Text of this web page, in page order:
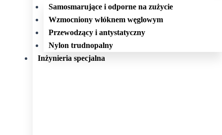
Samosmarujące i odporne na zużycie
Wzmocniony włóknem węglowym
Przewodzący i antystatyczny
Nylon trudnopalny
Inżynieria specjalna